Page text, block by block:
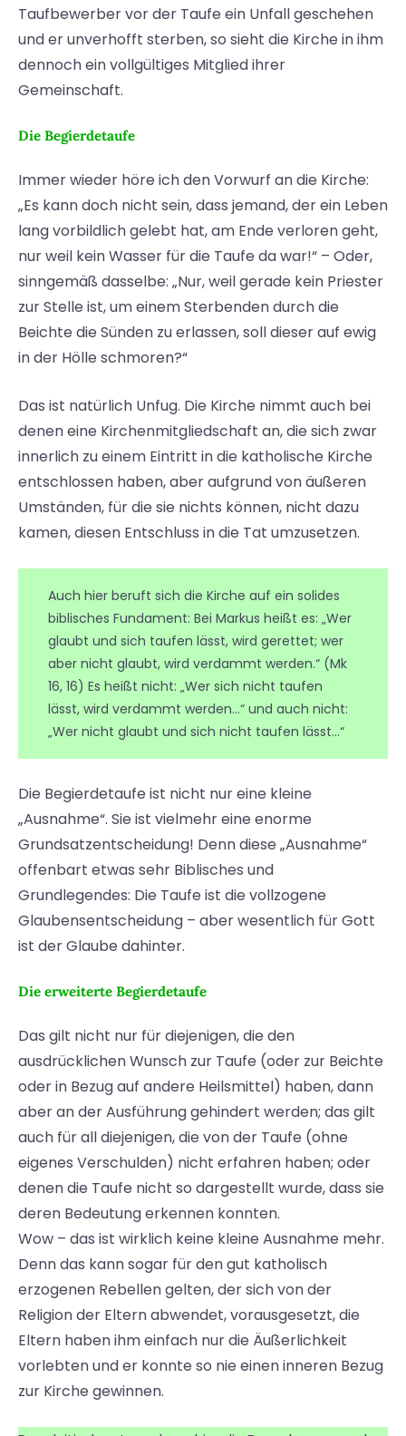
Taufbewerber vor der Taufe ein Unfall geschehen
und er unverhofft sterben, so sieht die Kirche in ihm
dennoch ein vollgültiges Mitglied ihrer
Gemeinschaft.
Die Begierdetaufe
Immer wieder höre ich den Vorwurf an die Kirche:
„Es kann doch nicht sein, dass jemand, der ein Leben
lang vorbildlich gelebt hat, am Ende verloren geht,
nur weil kein Wasser für die Taufe da war!“ – Oder,
sinngemäß dasselbe: „Nur, weil gerade kein Priester
zur Stelle ist, um einem Sterbenden durch die
Beichte die Sünden zu erlassen, soll dieser auf ewig
in der Hölle schmoren?“
Das ist natürlich Unfug. Die Kirche nimmt auch bei
denen eine Kirchenmitgliedschaft an, die sich zwar
innerlich zu einem Eintritt in die katholische Kirche
entschlossen haben, aber aufgrund von äußeren
Umständen, für die sie nichts können, nicht dazu
kamen, diesen Entschluss in die Tat umzusetzen.
Auch hier beruft sich die Kirche auf ein solides
biblisches Fundament: Bei Markus heißt es: „Wer
glaubt und sich taufen lässt, wird gerettet; wer
aber nicht glaubt, wird verdammt werden.“ (Mk
16, 16) Es heißt nicht: „Wer sich nicht taufen
lässt, wird verdammt werden…“ und auch nicht:
„Wer nicht glaubt und sich nicht taufen lässt…“
Die Begierdetaufe ist nicht nur eine kleine
„Ausnahme“. Sie ist vielmehr eine enorme
Grundsatzentscheidung! Denn diese „Ausnahme“
offenbart etwas sehr Biblisches und
Grundlegendes: Die Taufe ist die vollzogene
Glaubensentscheidung – aber wesentlich für Gott
ist der Glaube dahinter.
Die erweiterte Begierdetaufe
Das gilt nicht nur für diejenigen, die den
ausdrücklichen Wunsch zur Taufe (oder zur Beichte
oder in Bezug auf andere Heilsmittel) haben, dann
aber an der Ausführung gehindert werden; das gilt
auch für all diejenigen, die von der Taufe (ohne
eigenes Verschulden) nicht erfahren haben; oder
denen die Taufe nicht so dargestellt wurde, dass sie
deren Bedeutung erkennen konnten.
Wow – das ist wirklich keine kleine Ausnahme mehr.
Denn das kann sogar für den gut katholisch
erzogenen Rebellen gelten, der sich von der
Religion der Eltern abwendet, vorausgesetzt, die
Eltern haben ihm einfach nur die Äußerlichkeit
vorlebten und er konnte so nie einen inneren Bezug
zur Kirche gewinnen.